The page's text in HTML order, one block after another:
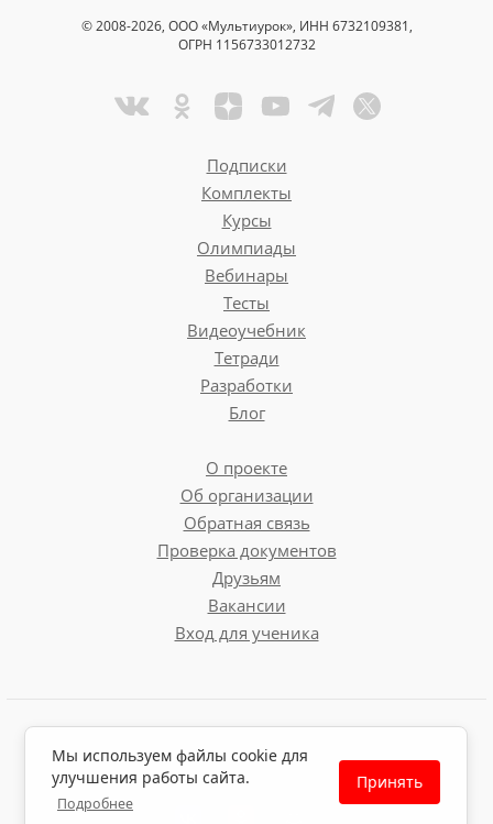
© 2008-2026, ООО «Мультиурок», ИНН 6732109381,
ОГРН 1156733012732
Подписки
Комплекты
Курсы
Олимпиады
Вебинары
Тесты
Видеоучебник
Тетради
Разработки
Блог
О проекте
Об организации
Обратная связь
Проверка документов
Друзьям
Вакансии
Вход для ученика
Политика обработки персональных данных
Политика использования файлов cookie
Мы используем файлы cookie для
улучшения работы сайта.
Подробнее
Принять